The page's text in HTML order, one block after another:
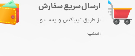
ارسال سریع سفارش
از طریق تیپاکس و پست و
اسنپ